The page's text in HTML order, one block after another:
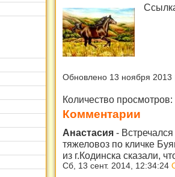
Обновлено 13 ноября 2013
Количество просмотров:
Комментарии
Анастасия -
тяжеловоз по кличке
из г.Кодинска сказали,
Сб, 13 сент. 2014, 12:34:24